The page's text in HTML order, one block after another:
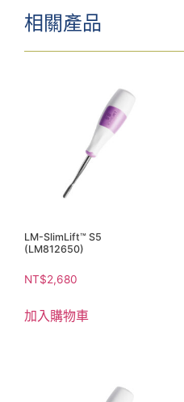
相關產品
LM-SlimLift™ S5
(LM812650)
NT$2,680
加入購物車